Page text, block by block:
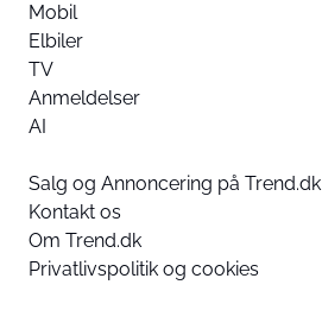
Mobil
Elbiler
TV
Anmeldelser
AI
Salg og Annoncering på Trend.dk
Kontakt os
Om Trend.dk
Privatlivspolitik og cookies